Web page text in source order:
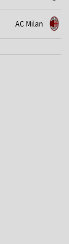
AC Milan